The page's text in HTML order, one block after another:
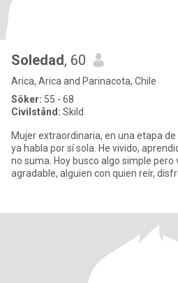
Soledad, 60
Arica, Arica and Parinacota, Chile
Söker: 55 - 68
Civilstånd: Skild
Mujer extraordinaria, en una etapa
ya habla por sí sola. He vivido,
no suma. Hoy busco algo simple pero valioso: una compañía
agradable, alguien con quien reír,